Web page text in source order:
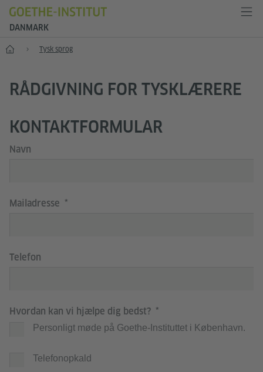
DANMARK
Start Tysk sprog
RÅDGIVNING FOR TYSKLÆRERE
KONTAKTFORMULAR
Navn
Mailadresse
Telefon
Hvordan kan vi hjælpe dig bedst?
Personligt møde på Goethe-Instituttet i København.
Telefonopkald